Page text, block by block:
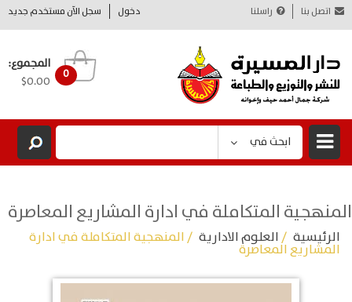
دخول سجل الآن مستخدم جديد اتصل بنا راسلنا
0
المجموع:
$0.00
ابحث في
المنهجية المتكاملة في ادارة المشاريع المعاصرة
الرئيسية /العلوم الادارية / المنهجية المتكاملة في ادارة
المشاريع المعاصرة